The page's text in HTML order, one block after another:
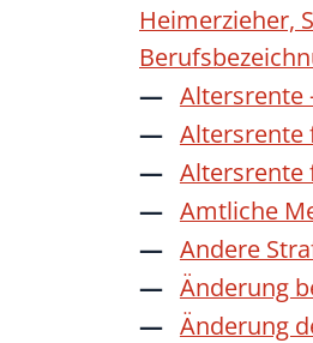
Heimerzieher,
Altersrente
Altersrente
Altersrente
Amtliche
Andere
Änderung
Änderung